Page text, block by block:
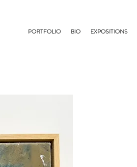
PORTFOLIO BIO EXPOSITIONS